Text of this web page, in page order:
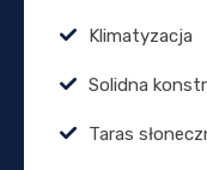
Klimatyzacja
Solidna
Taras